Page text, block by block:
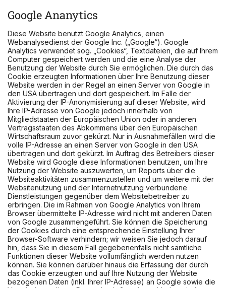
Google Ananytics
Diese Website benutzt Google Analytics, einen
Webanalysedienst der Google Inc. („Google“). Google
Analytics verwendet sog. „Cookies“, Textdateien, die auf Ihrem
Computer gespeichert werden und die eine Analyse der
Benutzung der Website durch Sie ermöglichen. Die durch das
Cookie erzeugten Informationen über Ihre Benutzung dieser
Website werden in der Regel an einen Server von Google in
den USA übertragen und dort gespeichert. Im Falle der
Aktivierung der IP-Anonymisierung auf dieser Website, wird
Ihre IP-Adresse von Google jedoch innerhalb von
Mitgliedstaaten der Europäischen Union oder in anderen
Vertragsstaaten des Abkommens über den Europäischen
Wirtschaftsraum zuvor gekürzt. Nur in Ausnahmefällen wird die
volle IP-Adresse an einen Server von Google in den USA
übertragen und dort gekürzt. Im Auftrag des Betreibers dieser
Website wird Google diese Informationen benutzen, um Ihre
Nutzung der Website auszuwerten, um Reports über die
Websiteaktivitäten zusammenzustellen und um weitere mit der
Websitenutzung und der Internetnutzung verbundene
Dienstleistungen gegenüber dem Websitebetreiber zu
erbringen. Die im Rahmen von Google Analytics von Ihrem
Browser übermittelte IP-Adresse wird nicht mit anderen Daten
von Google zusammengeführt. Sie können die Speicherung
der Cookies durch eine entsprechende Einstellung Ihrer
Browser-Software verhindern; wir weisen Sie jedoch darauf
hin, dass Sie in diesem Fall gegebenenfalls nicht sämtliche
Funktionen dieser Website vollumfänglich werden nutzen
können. Sie können darüber hinaus die Erfassung der durch
das Cookie erzeugten und auf Ihre Nutzung der Website
bezogenen Daten (inkl. Ihrer IP-Adresse) an Google sowie die